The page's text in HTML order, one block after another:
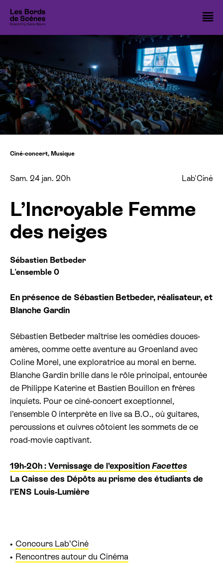
Cinémas
Nos 10 ans
Nos temps forts
Les ateliers théâtre
Avec vous
Billetterie spectacle
Rechercher
Ciné-concert, Musique
Sam. 24 jan. 20h Lab'Ciné
L’Incroyable Femme
des neiges
Sébastien Betbeder
L'ensemble 0
En présence de Sébastien Betbeder, réalisateur, et
Blanche Gardin
Sébastien Betbeder maîtrise les comédies douces-
amères, comme cette aventure au Groenland avec
Coline Morel, une exploratrice au moral en berne.
Blanche Gardin brille dans le rôle principal, entourée
de Philippe Katerine et Bastien Bouillon en frères
inquiets. Pour ce ciné-concert exceptionnel,
l’ensemble 0 interprète en live sa B.O., où guitares,
percussions et cuivres côtoient les sommets de ce
road-movie captivant.
19h-20h : Vernissage de l’exposition Facettes
La Caisse des Dépôts au prisme des étudiants de
l’ENS Louis-Lumière
Concours Lab’Ciné
Rencontres autour du Cinéma